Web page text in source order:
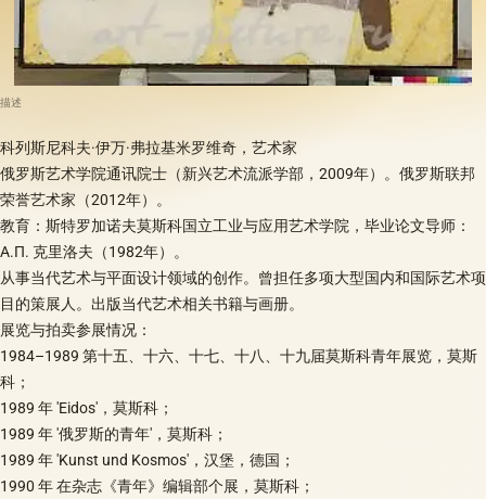
描述
科列斯尼科夫·伊万·弗拉基米罗维奇，艺术家
俄罗斯艺术学院通讯院士（新兴艺术流派学部，2009年）。俄罗斯联邦
荣誉艺术家（2012年）。
教育：斯特罗加诺夫莫斯科国立工业与应用艺术学院，毕业论文导师：
A.П. 克里洛夫（1982年）。
从事当代艺术与平面设计领域的创作。曾担任多项大型国内和国际艺术项
目的策展人。出版当代艺术相关书籍与画册。
展览与拍卖参展情况：
1984–1989 第十五、十六、十七、十八、十九届莫斯科青年展览，莫斯
科；
1989 年 'Eidos'，莫斯科；
1989 年 '俄罗斯的青年'，莫斯科；
1989 年 'Kunst und Kosmos'，汉堡，德国；
1990 年 在杂志《青年》编辑部个展，莫斯科；